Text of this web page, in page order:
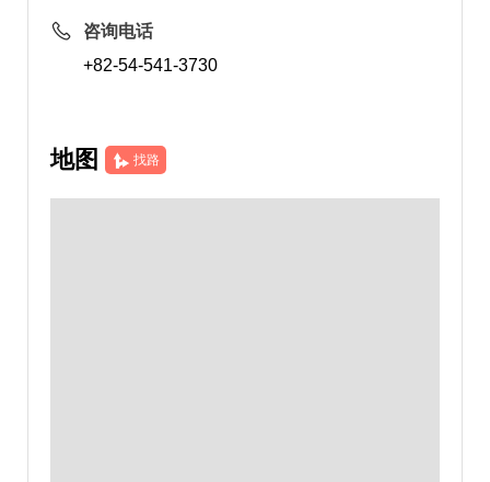
咨询电话
+82-54-541-3730
地图 找路